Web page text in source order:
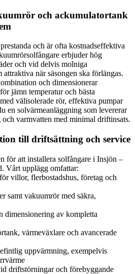
och ackumulatortank
och är ofta kostnadseffektiva
erbjuder hög
och vid delvis molniga
när säsongen ska förlängas.
och dimensionerar
jämn temperatur och bästa
välisolerade rör, effektiva pumpar
en solvärmeanläggning som levererar
varmvatten med minimal driftinsats.
till driftsättning och service
för att installera solfångare i Insjön –
Vårt upplägg omfattar:
villor, flerbostadshus, företag och
samt vakuumrör med säkra,
dimensionering av kompletta
värmeväxlare och avancerade
uppvärmning, exempelvis
driftstörningar och förebyggande